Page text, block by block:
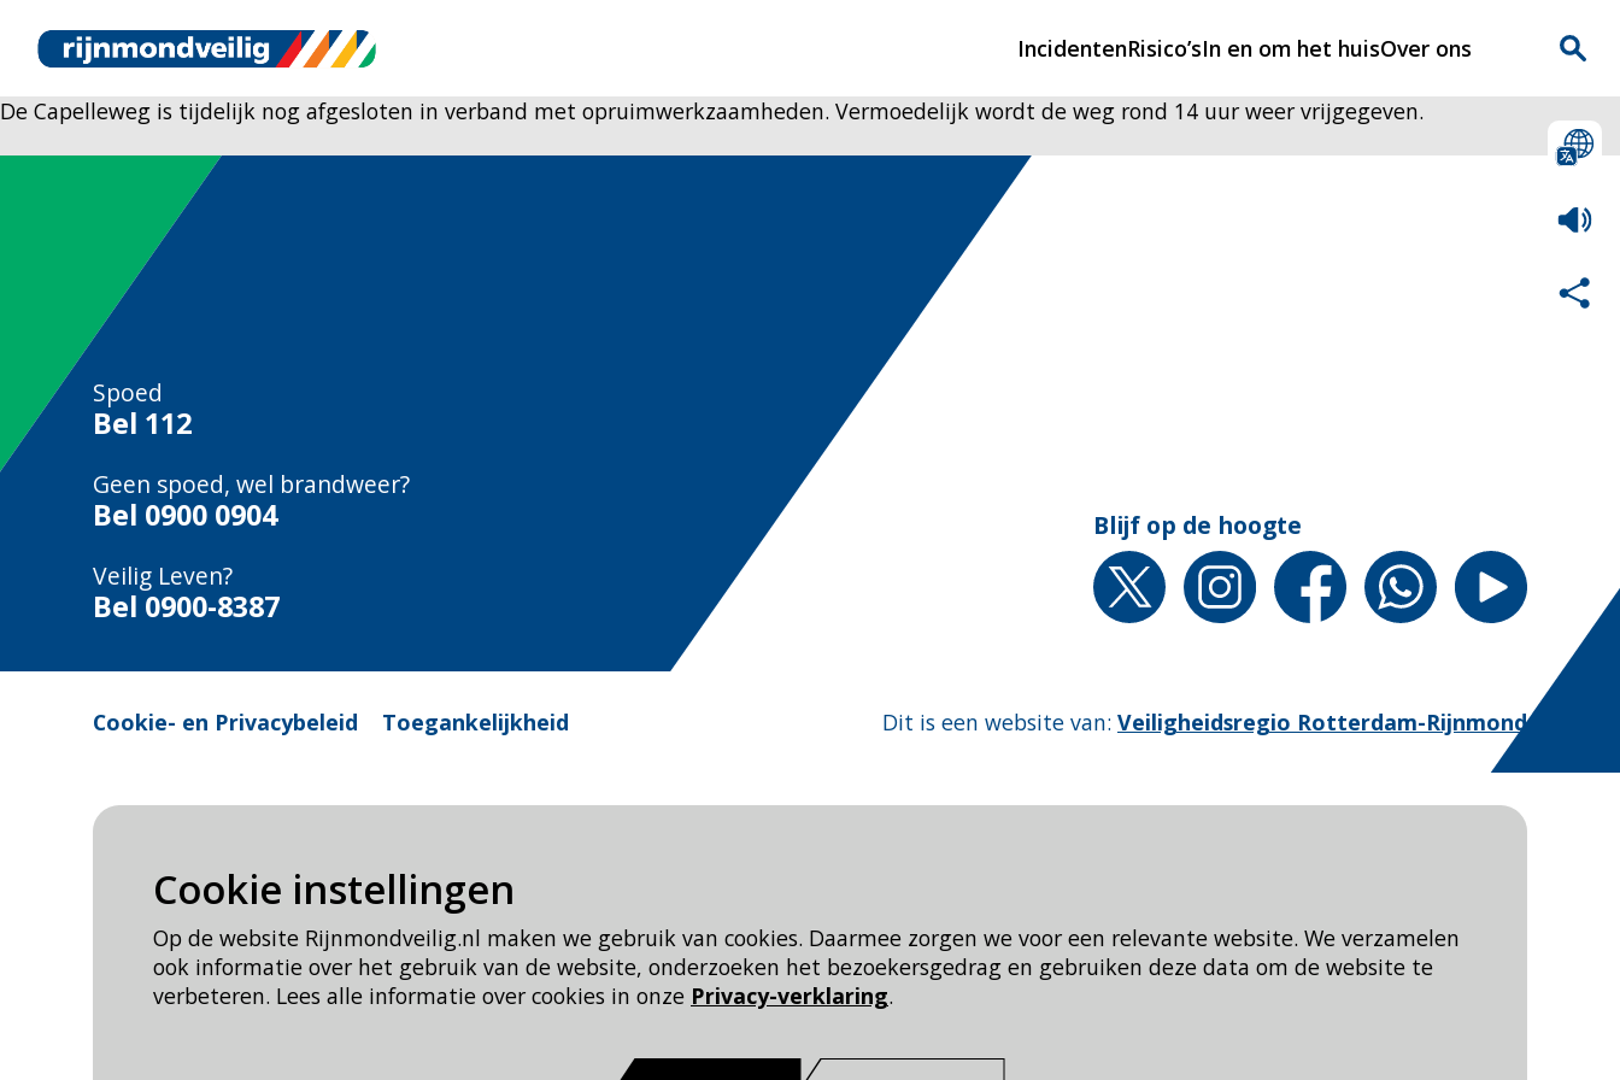
Cookie instellingen
Op de website Rijnmondveilig.nl maken we gebruik van cookies. Daarmee zorgen we voor een relevante website. We verzamelen
ook informatie over het gebruik van de website, onderzoeken het bezoekersgedrag en gebruiken deze data om de website te
verbeteren. Lees alle informatie over cookies in onze Privacy-verklaring.
Incidenten
Hulpdiensten nodig?
CIN-meldingen
Risico’sIn en om het huisOver ons
De Capelleweg is tijdelijk nog afgesloten in verband met opruimwerkzaamheden. Vermoedelijk wordt de weg rond 14 uur weer vrijgegeven.
Spoed
Bel 112
Geen spoed, wel brandweer?
Bel 0900 0904
Veilig Leven?
Bel 0900-8387
Blijf op de hoogte
Cookie- en Privacybeleid Toegankelijkheid Dit is een website van: Veiligheidsregio Rotterdam-Rijnmond